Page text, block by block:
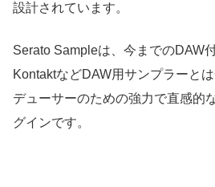
設計されています。
Serato Sampleは、今までのDAW
KontaktなどDAW用サンプラーと
デューサーのための強力で直感的
グインです。